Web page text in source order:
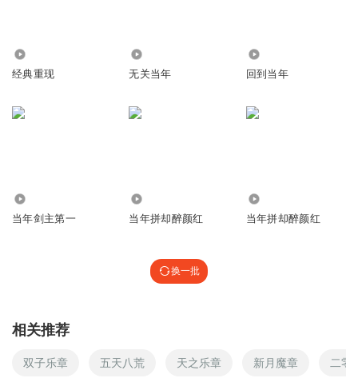
经典重现 无关当年 回到当年
当年剑主第一 当年拼却醉颜红 当年拼却醉颜红
换一批
相关推荐
双子乐章 五天八荒 天之乐章 新月魔章 二零